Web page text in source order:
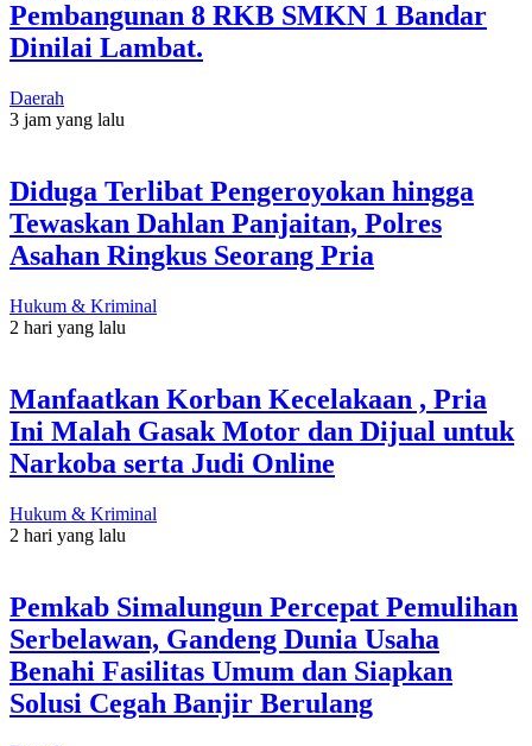
Pembangunan 8 RKB SMKN 1 Bandar
Dinilai Lambat.
Daerah
3 jam yang lalu
Diduga Terlibat Pengeroyokan hingga
Tewaskan Dahlan Panjaitan, Polres
Asahan Ringkus Seorang Pria
Hukum & Kriminal
2 hari yang lalu
Manfaatkan Korban Kecelakaan , Pria
Ini Malah Gasak Motor dan Dijual untuk
Narkoba serta Judi Online
Hukum & Kriminal
2 hari yang lalu
Pemkab Simalungun Percepat Pemulihan
Serbelawan, Gandeng Dunia Usaha
Benahi Fasilitas Umum dan Siapkan
Solusi Cegah Banjir Berulang